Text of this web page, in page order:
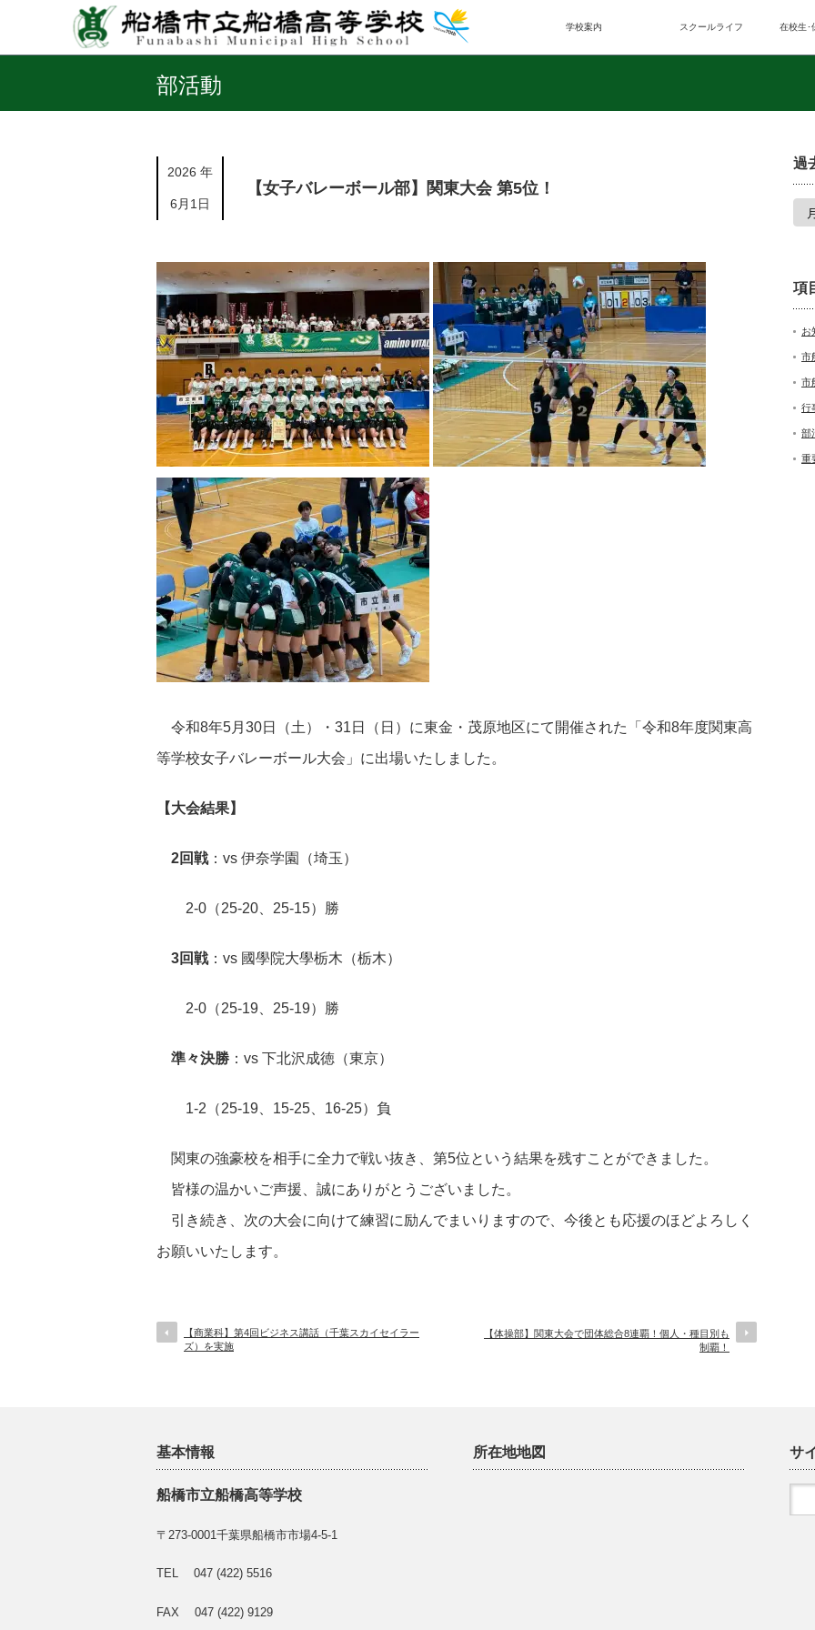
学校案内 スクールライフ 在校生･
部活動
2026 年
6月1日
【女子バレーボール部】関東大会 第5位！
令和8年5月30日（土）・31日（日）に東金・茂原地区にて開催された「令和8年度関東高
等学校女子バレーボール大会」に出場いたしました。
【大会結果】
2回戦：vs 伊奈学園（埼玉）
2-0（25-20、25-15）勝
3回戦：vs 國學院大學栃木（栃木）
2-0（25-19、25-19）勝
準々決勝 ：vs 下北沢成徳（東京）
1-2（25-19、15-25、16-25）負
関東の強豪校を相手に全力で戦い抜き、第5位という結果を残すことができました。
皆様の温かいご声援、誠にありがとうございました。
引き続き、次の大会に向けて練習に励んでまいりますので、今後とも応援のほどよろしく
お願いいたします。
【商業科】第4回ビジネス講話（千葉スカイセイラー
ズ）を実施
【体操部】関東大会で団体総合8連覇！個人・種目別も
制覇！
過
項
お
市
市
行
部
重
基本情報
船橋市立船橋高等学校
〒273-0001千葉県船橋市市場4-5-1
TEL 047 (422) 5516
FAX 047 (422) 9129
所在地地図 サ